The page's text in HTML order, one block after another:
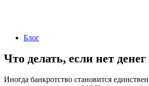
Блог
Что делать, если нет
Иногда банкротство становится